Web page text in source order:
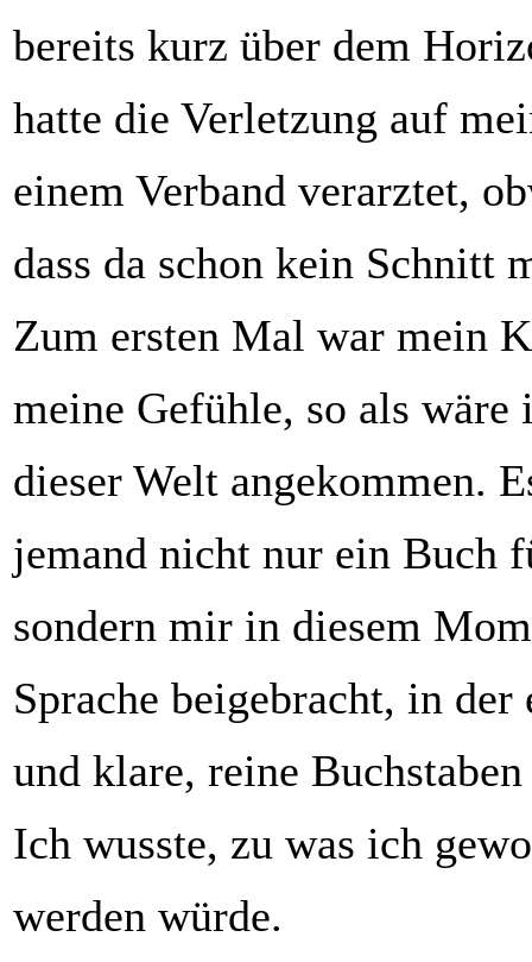
bereits kurz über dem
hatte die Verletzung auf
einem Verband verarztet,
dass da schon kein Schnitt
Zum ersten Mal war mein
meine Gefühle, so als
dieser Welt angekommen.
jemand nicht nur ein Buch
sondern mir in diesem
Sprache beigebracht, in der
und klare, reine
Ich wusste, zu was ich
werden würde.